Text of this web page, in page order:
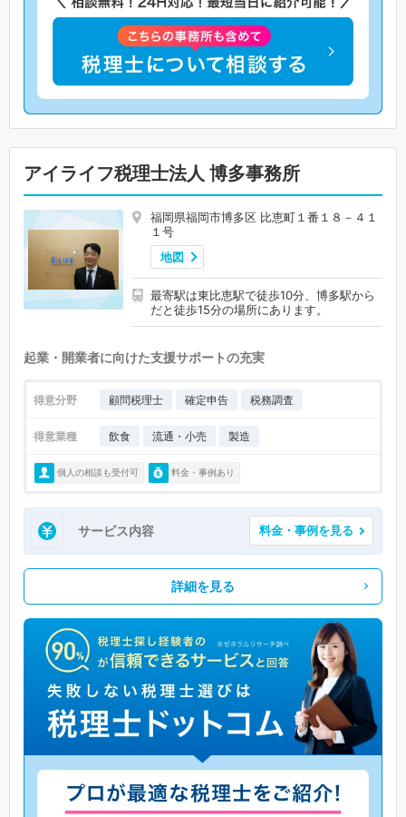
アイライフ税理士法人 博多事務所
福岡県福岡市博多区 比恵町１番１８－４１
１号
地図
最寄駅は東比恵駅で徒歩10分、博多駅から
だと徒歩15分の場所にあります。
起業・開業者に向けた支援サポートの充実
得意分野 顧問税理士 確定申告 税務調査
得意業種 飲食 流通・小売 製造
個人の相談も受付可 料金・事例あり
サービス内容 料金・事例を見る
詳細を見る